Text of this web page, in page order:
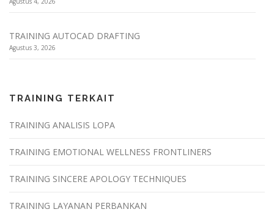
TRAINING AUTOCAD DRAFTING
Agustus 3, 2026
TRAINING TERKAIT
TRAINING ANALISIS LOPA
TRAINING EMOTIONAL WELLNESS FRONTLINERS
TRAINING SINCERE APOLOGY TECHNIQUES
TRAINING LAYANAN PERBANKAN